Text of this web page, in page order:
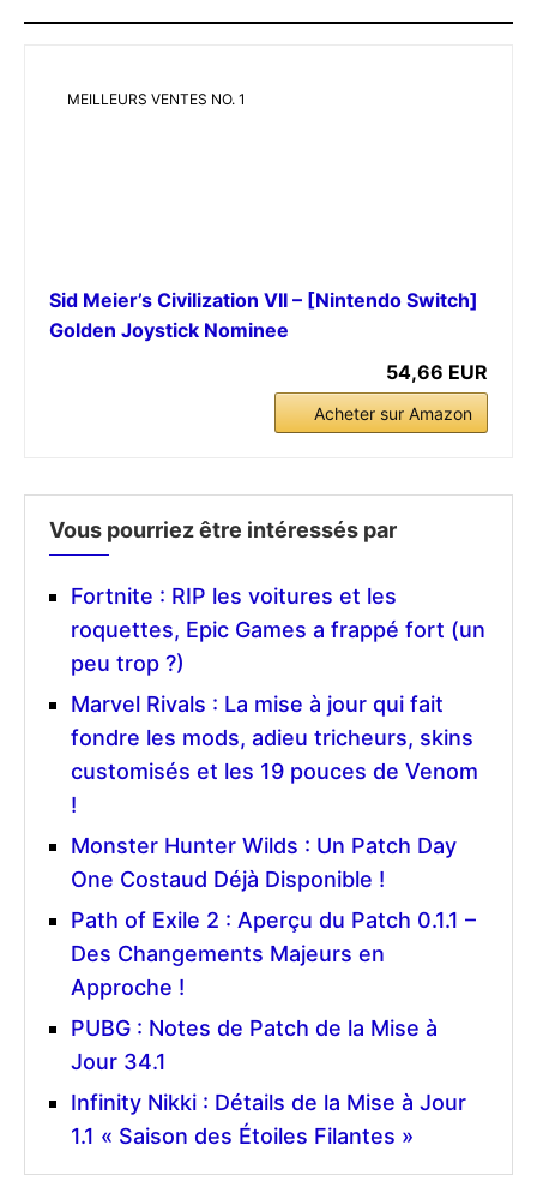
MEILLEURS VENTES NO. 1
Sid Meier’s Civilization VII – [Nintendo Switch]
Golden Joystick Nominee
54,66 EUR
Acheter sur Amazon
Vous pourriez être intéressés par
Fortnite : RIP les voitures et les
roquettes, Epic Games a frappé fort (un
peu trop ?)
Marvel Rivals : La mise à jour qui fait
fondre les mods, adieu tricheurs, skins
customisés et les 19 pouces de Venom
!
Monster Hunter Wilds : Un Patch Day
One Costaud Déjà Disponible !
Path of Exile 2 : Aperçu du Patch 0.1.1 –
Des Changements Majeurs en
Approche !
PUBG : Notes de Patch de la Mise à
Jour 34.1
Infinity Nikki : Détails de la Mise à Jour
1.1 « Saison des Étoiles Filantes »